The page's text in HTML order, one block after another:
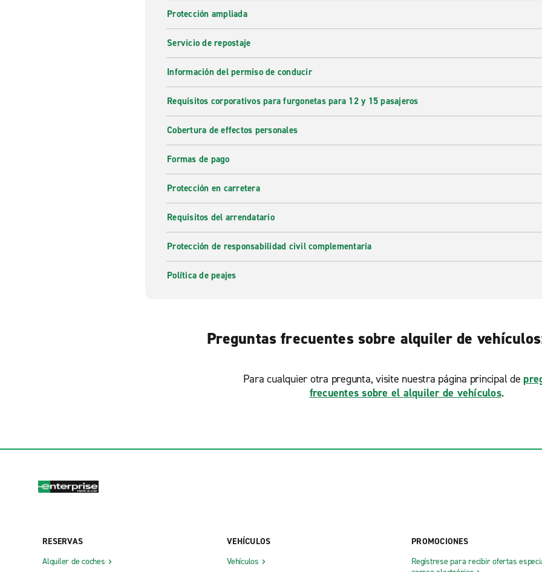
Protección ampliada
Servicio de repostaje
Información del permiso de conducir
Requisitos corporativos para furgonetas para 12 y 15 pasajeros
Cobertura de effectos personales
Formas de pago
Protección en carretera
Requisitos del arrendatario
Protección de responsabilidad civil complementaria
Política de peajes
Preguntas frecuentes sobre alquiler de
Para cualquier otra pregunta, visite nuestra página principal de
frecuentes sobre el alquiler de vehículos.
RESERVAS
Alquiler de coches
VEHÍCULOS
Vehículos
PROMOCIONES
Regístrese para recibir ofertas